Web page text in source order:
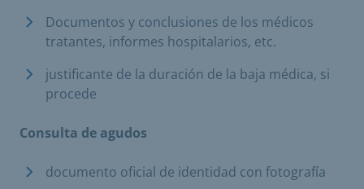
Documentos y conclusiones de los médicos
tratantes, informes hospitalarios, etc.
justificante de la duración de la baja médica, si
procede
Consulta de agudos
documento oficial de identidad con fotografía